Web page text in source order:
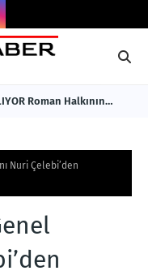
Nuri Çelebi’den